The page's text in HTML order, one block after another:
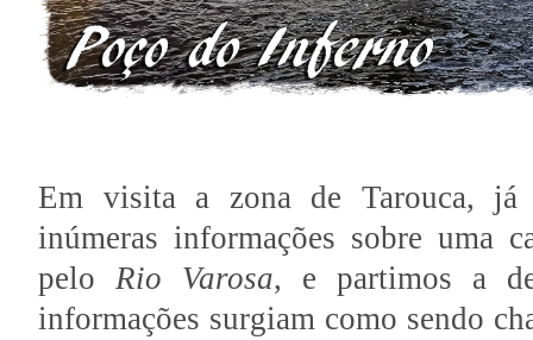
Em visita a zona de Tarouca, já
inúmeras informações sobre uma
peloRio Varosa, e partimos a
informações surgiam como sendo